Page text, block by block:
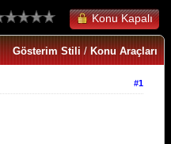
Konu Kapalı
Gösterim Stili/ Konu Araçları
#1